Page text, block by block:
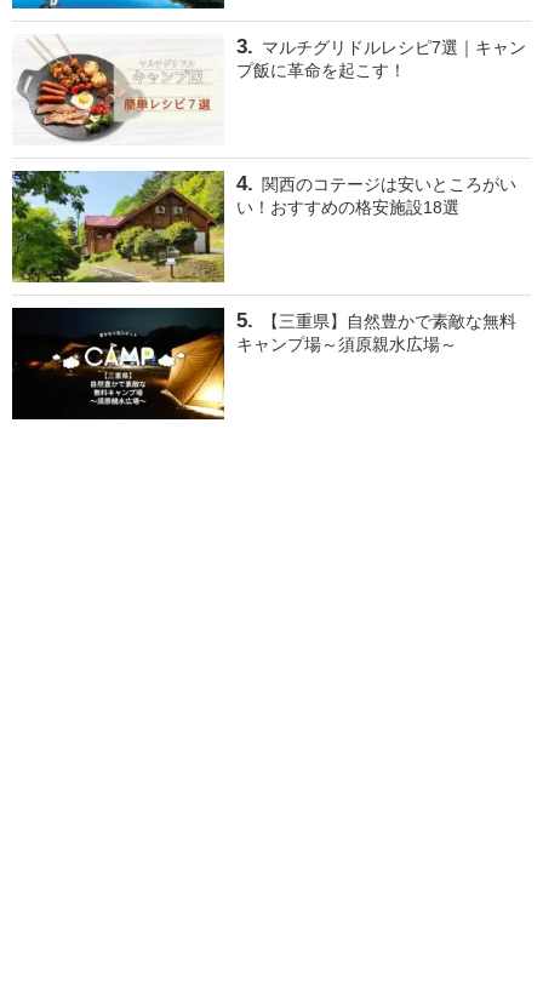
マルチグリドルレシピ7選｜キャン
プ飯に革命を起こす！
関西のコテージは安いところがい
い！おすすめの格安施設18選
【三重県】自然豊かで素敵な無料
キャンプ場～須原親水広場～